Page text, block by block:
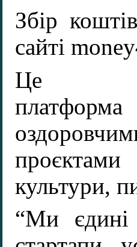
Збір
сайті
Це
платформа
культури,
“Ми єдині